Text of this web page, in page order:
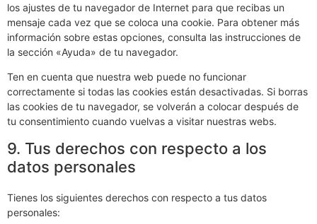
los ajustes de tu navegador de Internet para que recibas un
mensaje cada vez que se coloca una cookie. Para obtener más
información sobre estas opciones, consulta las instrucciones de
la sección «Ayuda» de tu navegador.
Ten en cuenta que nuestra web puede no funcionar
correctamente si todas las cookies están desactivadas. Si borras
las cookies de tu navegador, se volverán a colocar después de
tu consentimiento cuando vuelvas a visitar nuestras webs.
9. Tus derechos con respecto a los
datos personales
Tienes los siguientes derechos con respecto a tus datos
personales: